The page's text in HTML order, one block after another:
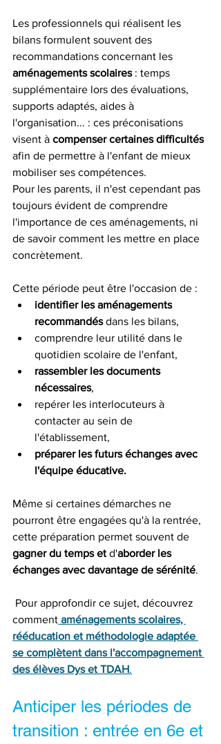
Les professionnels qui réalisent les
bilans formulent souvent des
recommandations concernant les
aménagements scolaires : temps
supplémentaire lors des évaluations,
supports adaptés, aides à
l'organisation... : ces préconisations
visent à compenser certaines difficultés
afin de permettre à l'enfant de mieux
mobiliser ses compétences.
Pour les parents, il n'est cependant pas
toujours évident de comprendre
l'importance de ces aménagements, ni
de savoir comment les mettre en place
concrètement.
Cette période peut être l'occasion de :
identifier les aménagements
recommandés dans les bilans,
comprendre leur utilité dans le
quotidien scolaire de l'enfant,
rassembler les documents
nécessaires,
repérer les interlocuteurs à
contacter au sein de
l'établissement,
préparer les futurs échanges avec
l'équipe éducative.
Même si certaines démarches ne
pourront être engagées qu'à la rentrée,
cette préparation permet souvent de
gagner du temps et d'aborder les
échanges avec davantage de sérénité.
Pour approfondir ce sujet, découvrez
comment aménagements scolaires,
rééducation et méthodologie adaptée
se complètent dans l'accompagnement
des élèves Dys et TDAH.
Anticiper les périodes de
transition : entrée en 6e et